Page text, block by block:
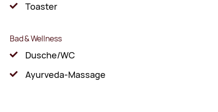
Toaster
Bad & Wellness
Dusche/WC
Ayurveda-Massage